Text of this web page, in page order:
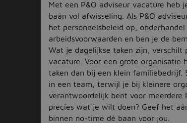
Met een P&O adviseur vacature heb
baan vol afwisseling. Als P&O
het personeelsbeleid op,
arbeidsvoorwaarden en ben je de
Wat je dagelijkse taken zijn, verschilt
vacature. Voor een grote organisatie
taken dan bij een klein familiebedrijf.
in een team, terwijl je bij kleinere
verantwoordelijk bent voor meerdere
precies wat je wilt doen? Geef het
binnen no-time dé baan voor jou.